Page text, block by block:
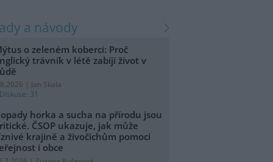
a návody
o zeleném koberci: Proč
trávník v létě zabíjí život v
| Jan Skala
Diskuse: 31
horka a sucha na přírodu jsou
ČSOP ukazuje, jak může
krajině a živočichům pomoci
i obce